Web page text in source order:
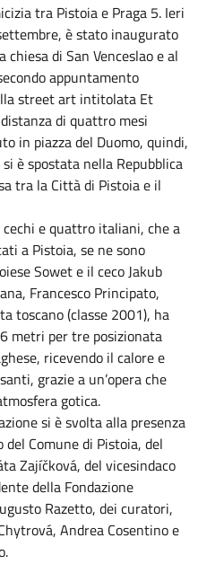
tra Pistoia e Praga 5. Ieri
è stato inaugurato
di San Venceslao e al
appuntamento
street art intitolata Et
di quattro mesi
in piazza del Duomo, quindi,
è spostata nella Repubblica
tra la Città di Pistoia e il
e quattro italiani, che a
a Pistoia, se ne sono
Sowet e il ceco Jakub
Francesco Principato,
toscano (classe 2001), ha
metri per tre posizionata
ricevendo il calore e
grazie a un’opera che
gotica.
si è svolta alla presenza
del Comune di Pistoia, del
Zajíčková, del vicesindaco
della Fondazione
Razetto, dei curatori,
Andrea Cosentino e